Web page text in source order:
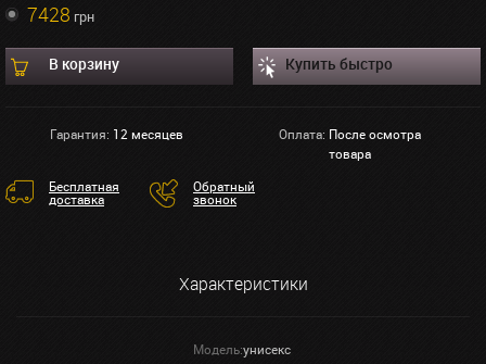
7428 грн
В корзину Купить быстро
Гарантия: 12 месяцев Оплата: После осмотра
товара
Бесплатная
доставка
Обратный
звонок
Характеристики
Модель:унисекс